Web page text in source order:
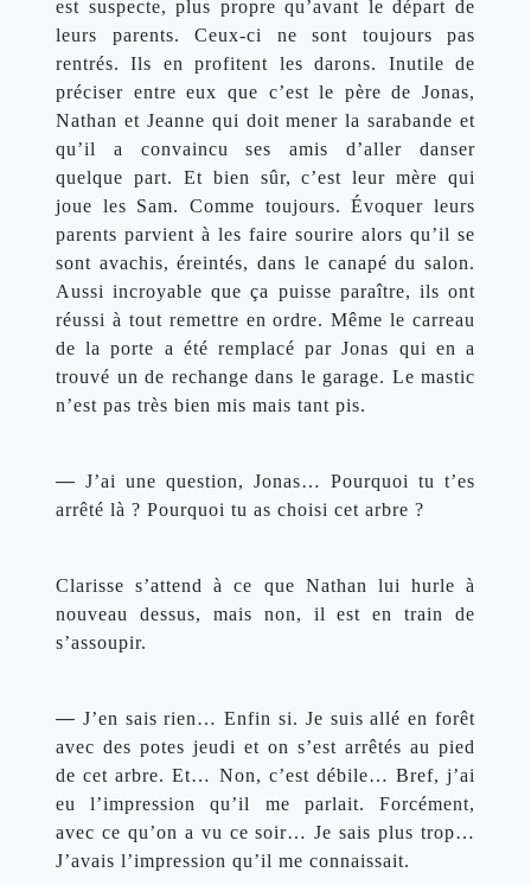
est suspecte, plus propre qu’avant le départ de
leurs parents. Ceux-ci ne sont toujours pas
rentrés. Ils en profitent les darons. Inutile de
préciser entre eux que c’est le père de Jonas,
Nathan et Jeanne qui doit mener la sarabande et
qu’il a convaincu ses amis d’aller danser
quelque part. Et bien sûr, c’est leur mère qui
joue les Sam. Comme toujours. Évoquer leurs
parents parvient à les faire sourire alors qu’il se
sont avachis, éreintés, dans le canapé du salon.
Aussi incroyable que ça puisse paraître, ils ont
réussi à tout remettre en ordre. Même le carreau
de la porte a été remplacé par Jonas qui en a
trouvé un de rechange dans le garage. Le mastic
n’est pas très bien mis mais tant pis.
— J’ai une question, Jonas… Pourquoi tu t’es
arrêté là ? Pourquoi tu as choisi cet arbre ?
Clarisse s’attend à ce que Nathan lui hurle à
nouveau dessus, mais non, il est en train de
s’assoupir.
— J’en sais rien… Enfin si. Je suis allé en forêt
avec des potes jeudi et on s’est arrêtés au pied
de cet arbre. Et… Non, c’est débile… Bref, j’ai
eu l’impression qu’il me parlait. Forcément,
avec ce qu’on a vu ce soir… Je sais plus trop…
J’avais l’impression qu’il me connaissait.